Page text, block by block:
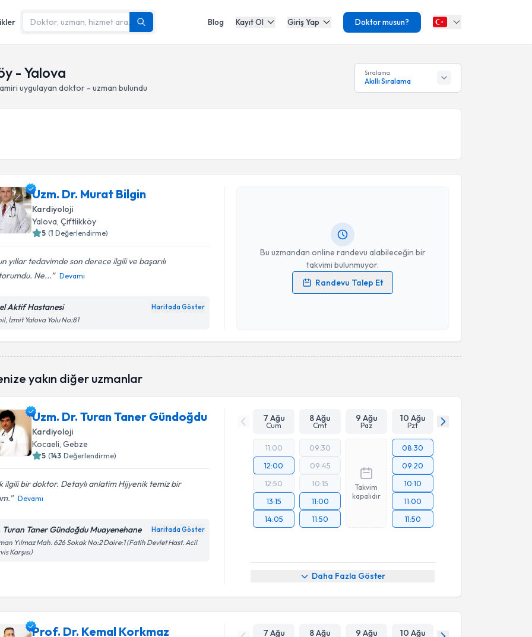
Blog Kayıt Ol Giriş Yap Doktor musun?
- Yalova
uygulayan doktor - uzman bulundu
Sıralama
Akıllı Sıralama
Uzm. Dr. Murat Bilgin
Kardiyoloji
Yalova, Çiftlikköy
5 (1 Değerlendirme)
yıllar tedavimde son derece ilgili ve başarılı
Ne...
Devamı
Aktif Hastanesi Haritada Göster
İzmit Yalova Yolu No:81
Bu uzmandan online randevu alabileceğin bir
takvimi bulunmuyor.
Randevu Talep Et
Uzm. Dr. Murat Bilgin
Kişisel verilerimin işlenmesine ilişkinAydınlatma Metni
Takvim Talebini Gönder
yakın diğer uzmanlar
Uzm. Dr. Turan Taner Gündoğdu
Kardiyoloji
Kocaeli, Gebze
5 (143 Değerlendirme)
ilgili bir doktor. Detaylı anlatim Hijyenik temiz bir
Devamı
Turan Taner Gündoğdu Muayenehane Haritada Göster
Yılmaz Mah. 626 Sokak No:2 Daire:1 (Fatih Devlet Hast. Acil
Karşısı)
7 Ağu
Cum
8 Ağu
Cmt
9 Ağu
Paz
10 Ağu
Pzt
11:00
12:00
12:50
13:15
14:05
09:30
09:45
10:15
11:00
11:50
Takvim
kapalıdır
08:30
09:20
10:10
11:00
11:50
Daha Fazla Göster
Prof. Dr. Kemal Korkmaz 7 Ağu 8 Ağu 9 Ağu 10 Ağu